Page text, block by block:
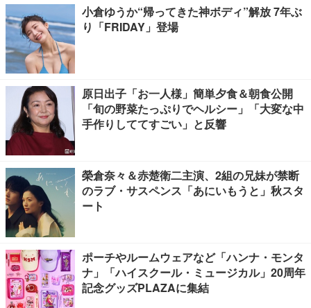
小倉ゆうか“帰ってきた神ボディ”解放 7年ぶ
り「FRIDAY」登場
原日出子「お一人様」簡単夕食＆朝食公開
「旬の野菜たっぷりでヘルシー」「大変な中
手作りしててすごい」と反響
榮倉奈々＆赤楚衛二主演、2組の兄妹が禁断
のラブ・サスペンス「あにいもうと」秋スタ
ート
ポーチやルームウェアなど「ハンナ・モンタ
ナ」「ハイスクール・ミュージカル」20周年
記念グッズPLAZAに集結